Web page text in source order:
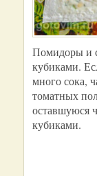
Помидоры и
кубиками.
много сока,
томатных
оставшуюся
кубиками.